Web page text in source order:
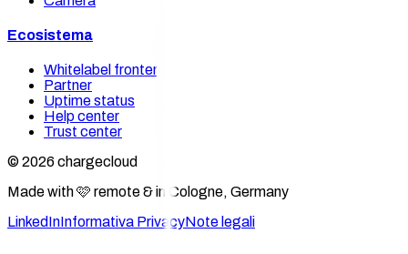
Ecosistema
Whitelabel frontends
Partner
Uptime status
Help center
Trust center
© 2026 chargecloud
Made with 🩷 remote & in Cologne, Germany
LinkedInInformativa PrivacyNote legali